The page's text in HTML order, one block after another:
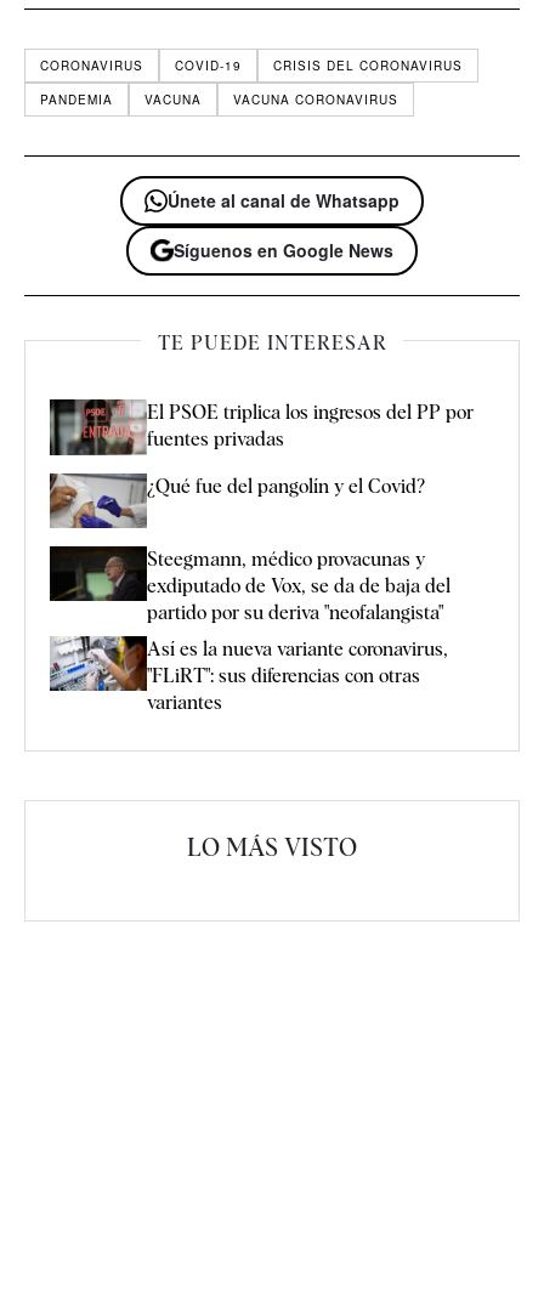
CORONAVIRUS COVID-19
CRISIS DEL CORONAVIRUS
PANDEMIA
VACUNA VACUNA CORONAVIRUS
Únete al canal de Whatsapp
Síguenos en Google News
TE PUEDE INTERESAR
El PSOE triplica los ingresos del PP por
fuentes privadas
¿Qué fue del pangolín y el Covid?
Steegmann, médico provacunas y
exdiputado de Vox, se da de baja del
partido por su deriva "neofalangista"
Así es la nueva variante coronavirus,
"FLiRT": sus diferencias con otras
variantes
LO MÁS VISTO